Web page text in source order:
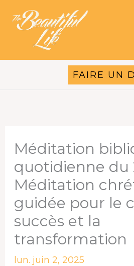
contenu
FAIRE UN
Méditation
quotidienne du
Méditation
guidée pour le
succès et la
transformation
lun. juin 2, 2025